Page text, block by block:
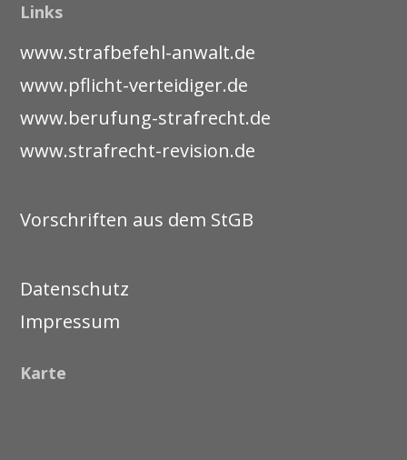
Links
www.strafbefehl-anwalt.de
www.pflicht-verteidiger.de
www.berufung-strafrecht.de
www.strafrecht-revision.de
Vorschriften aus dem StGB
Datenschutz
Impressum
Karte